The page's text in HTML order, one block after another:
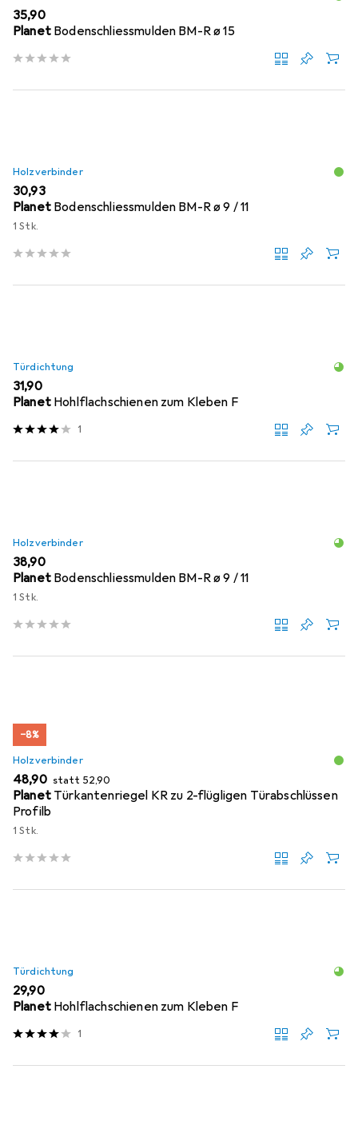
EUR
35,90
Planet Bodenschliessmulden BM-R ø 15
Holzverbinder
EUR
30,93
Planet Bodenschliessmulden BM-R ø 9 / 11
1 Stk.
Türdichtung
EUR
31,90
Planet Hohlflachschienen zum Kleben F
1
Holzverbinder
EUR
38,90
Planet Bodenschliessmulden BM-R ø 9 / 11
1 Stk.
−8%
Holzverbinder
EUR
48,90 statt EUR
52,90
Planet Türkantenriegel KR zu 2-flügligen Türabschlüssen
Profilb
1 Stk.
Türdichtung
EUR
29,90
Planet Hohlflachschienen zum Kleben F
1